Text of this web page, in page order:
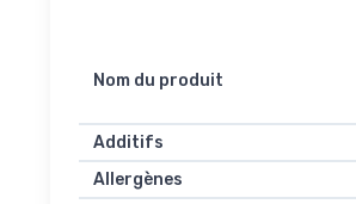
Nom du produit
Additifs
Allergènes